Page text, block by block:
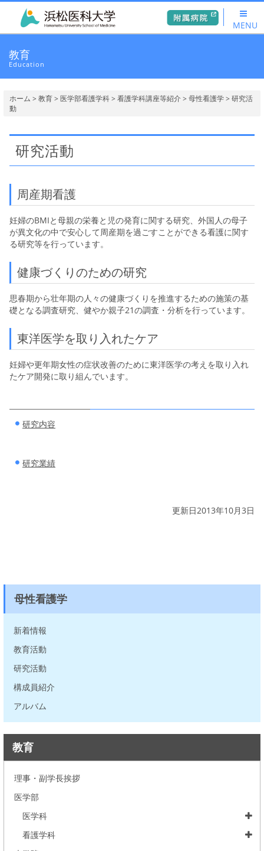
MENU
教育
Education
ホーム > 教育> 医学部看護学科> 看護学科講座等紹介> 母性看護学> 研究活
動
研究活動
周産期看護
妊婦のBMIと母親の栄養と児の発育に関する研究、外国人の母子
が異文化の中で安心して周産期を過ごすことができる看護に関す
る研究等を行っています。
健康づくりのための研究
思春期から壮年期の人々の健康づくりを推進するための施策の基
礎となる調査研究、健やか親子21の調査・分析を行っています。
東洋医学を取り入れたケア
妊婦や更年期女性の症状改善のために東洋医学の考えを取り入れ
たケア開発に取り組んでいます。
研究内容
研究業績
更新日2013年10月3日
母性看護学
新着情報
教育活動
研究活動
構成員紹介
アルバム
教育
理事・副学長挨拶
医学部
医学科
看護学科